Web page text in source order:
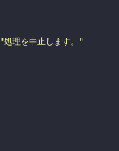
"処理を中止します。
"